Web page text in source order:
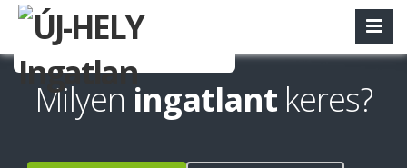
Milyen ingatlant keres?